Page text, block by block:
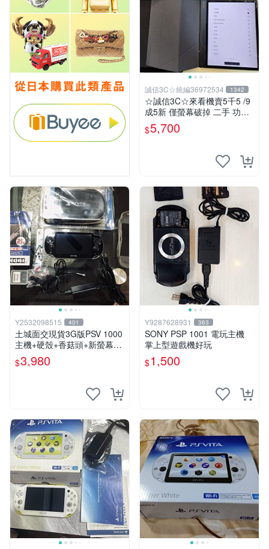
誠信3C☆統編36972534 1342
☆誠信3C☆來看機賣5千5 /9
成5新 僅螢幕破掉 二手 功能
正常 閱讀器 電子書 文石 BO
OX Note Air 3C 也可用各式
$5,700
Y2532098515 401
土城面交現貨3G版PSV 1000
主機+硬殼+香菇頭+新螢幕玻
璃貼+初音掛繩+可改機版本8
成新 一年保修如照片所有的
$3,980
Y9287628931 363
SONY PSP 1001 電玩主機
掌上型遊戲機好玩
$1,500